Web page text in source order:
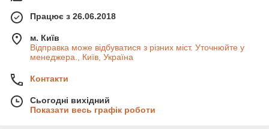
Працює з 26.06.2018
м. Київ
Відправка може відбуватися з різних міст. Уточнюйте у
менеджера., Київ, Україна
Контакти
Сьогодні вихідний
Показати весь графік роботи